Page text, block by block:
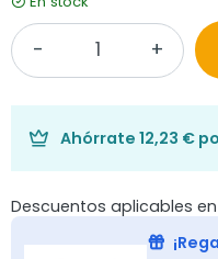
Ahórrate 12,23 €
Descuentos aplicables